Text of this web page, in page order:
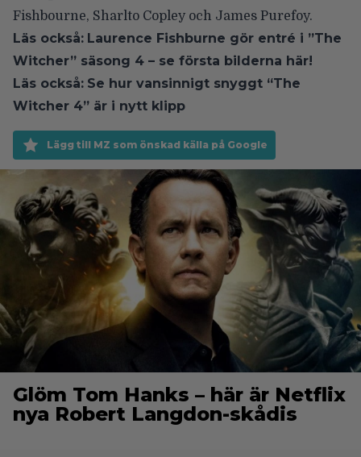
Fishbourne, Sharlto Copley och James Purefoy.
Läs också: Laurence Fishburne gör entré i ”The
Witcher” säsong 4 – se första bilderna här!
Läs också: Se hur vansinnigt snyggt “The
Witcher 4” är i nytt klipp
Lägg till MZ som önskad källa på Google
Glöm Tom Hanks – här är Netflix
nya Robert Langdon-skådis